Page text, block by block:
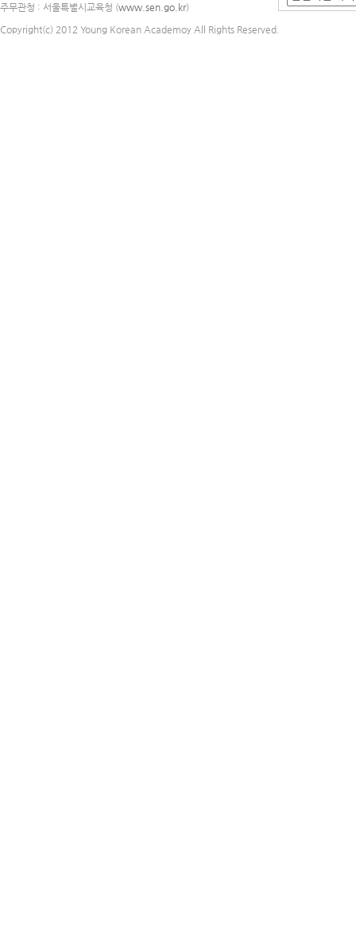
주무관청 : 서울특별시교육청 (www.sen.go.kr)
Copyright(c) 2012 Young Korean Academoy All Rights Reserved.